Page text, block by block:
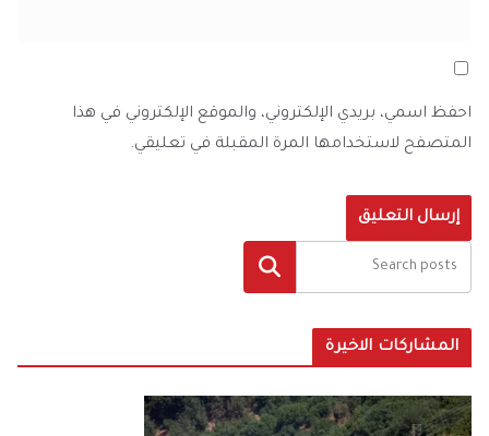
احفظ اسمي، بريدي الإلكتروني، والموقع الإلكتروني في هذا
المتصفح لاستخدامها المرة المقبلة في تعليقي.
البحث
المشاركات الاخيرة